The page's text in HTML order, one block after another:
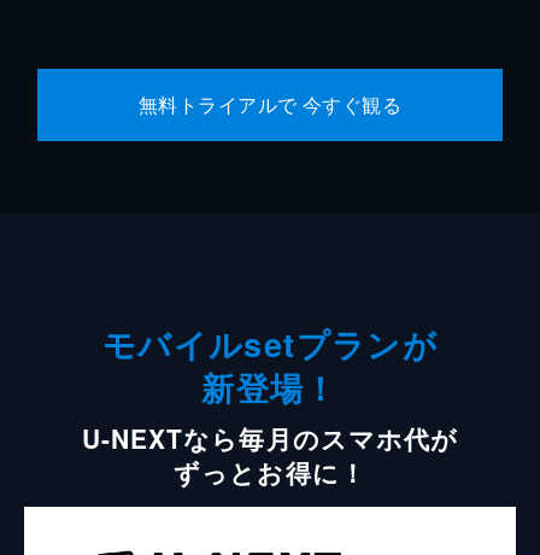
無料トライアルで 今すぐ観る
モバイルsetプランが
新登場！
U-NEXTなら毎月のスマホ代が
ずっとお得に！